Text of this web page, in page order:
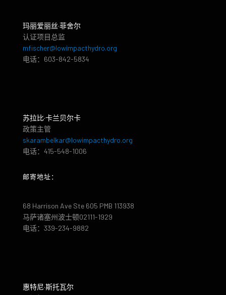
玛丽爱丽丝·菲舍尔
认证项目总监
mfischer@lowimpacthydro.org
电话：603-842-5834
苏拉比·卡兰贝尔卡
政策主管
skarambelkar@lowimpacthydro.org
电话：415-548-1006
邮寄地址：
68 Harrison Ave Ste 605 PMB 113938
马萨诸塞州波士顿02111-1929
电话：339-234-9882
惠特尼·斯托瓦尔